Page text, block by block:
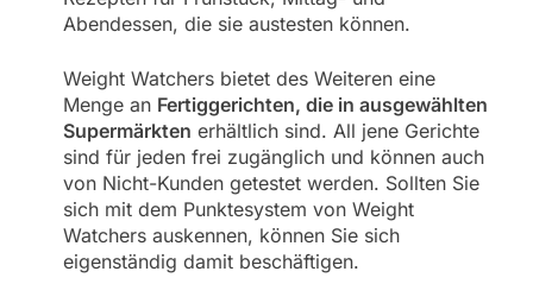
Abendessen, die sie austesten können.
Weight Watchers bietet des Weiteren eine
Menge an Fertiggerichten, die in ausgewählten
Supermärkten erhältlich sind. All jene Gerichte
sind für jeden frei zugänglich und können auch
von Nicht-Kunden getestet werden. Sollten Sie
sich mit dem Punktesystem von Weight
Watchers auskennen, können Sie sich
eigenständig damit beschäftigen.